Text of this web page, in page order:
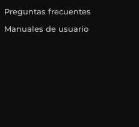
Preguntas frecuentes
Manuales de usuario